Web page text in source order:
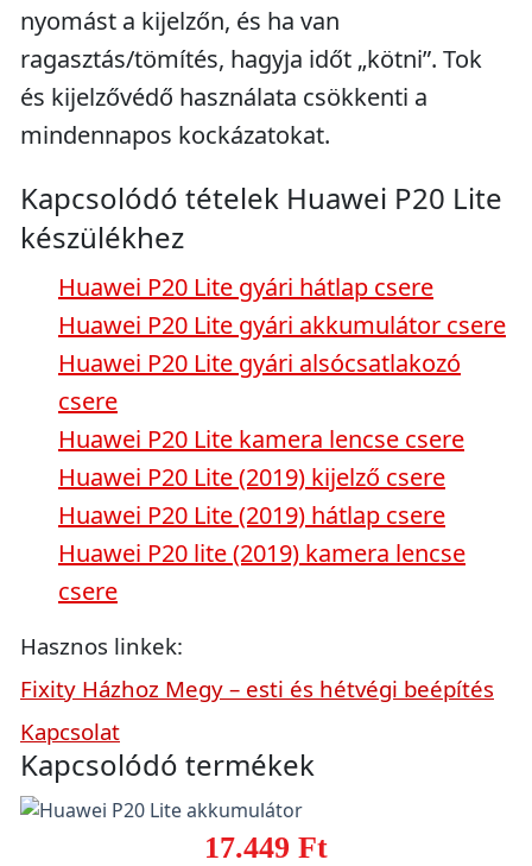
nyomást a kijelzőn, és ha van
ragasztás/tömítés, hagyja időt „kötni”. Tok
és kijelzővédő használata csökkenti a
mindennapos kockázatokat.
Kapcsolódó tételek Huawei P20 Lite
készülékhez
Huawei P20 Lite gyári hátlap csere
Huawei P20 Lite gyári akkumulátor csere
Huawei P20 Lite gyári alsócsatlakozó
csere
Huawei P20 Lite kamera lencse csere
Huawei P20 Lite (2019) kijelző csere
Huawei P20 Lite (2019) hátlap csere
Huawei P20 lite (2019) kamera lencse
csere
Hasznos linkek:
Fixity Házhoz Megy – esti és hétvégi beépítés
Kapcsolat
Kapcsolódó termékek
17.449 Ft